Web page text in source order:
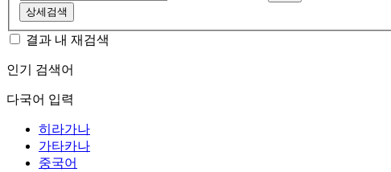
상세검색
결과 내 재검색
인기 검색어
다국어 입력
히라가나
가타카나
중국어